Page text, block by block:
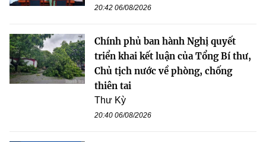
20:42 06/08/2026
Chính phủ ban hành Nghị quyết
triển khai kết luận của Tổng Bí thư,
Chủ tịch nước về phòng, chống
thiên tai
Thư Kỳ
20:40 06/08/2026